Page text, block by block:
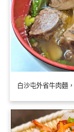
白沙屯外省牛肉麵